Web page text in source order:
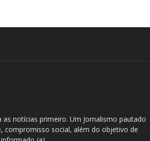
as notícias primeiro. Um Jornalismo pautado
compromisso social, além do objetivo de